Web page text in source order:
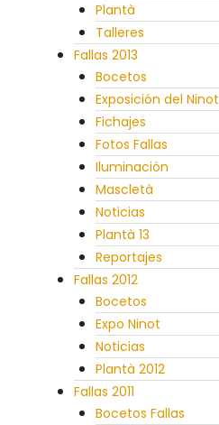
Plantà
Talleres
Fallas 2013
Bocetos
Exposición del Ninot
Fichajes
Fotos Fallas
Iluminación
Mascletà
Noticias
Plantà 13
Reportajes
Fallas 2012
Bocetos
Expo Ninot
Noticias
Plantà 2012
Fallas 2011
Bocetos Fallas